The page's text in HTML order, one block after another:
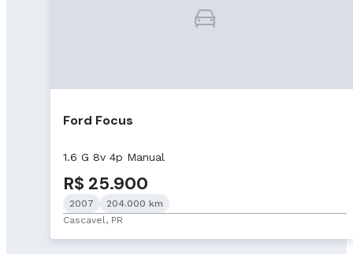
Ford Focus
1.6 G 8v 4p Manual
R$ 25.900
2007
204.000 km
Cascavel, PR